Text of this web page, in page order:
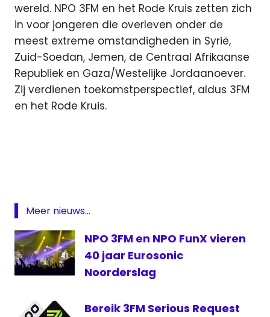
wereld. NPO 3FM en het Rode Kruis zetten zich
in voor jongeren die overleven onder de
meest extreme omstandigheden in Syrië,
Zuid-Soedan, Jemen, de Centraal Afrikaanse
Republiek en Gaza/Westelijke Jordaanoever.
Zij verdienen toekomstperspectief, aldus 3FM
en het Rode Kruis.
Huis
Haarlem
Heerlen
Request
Meer nieuws...
NPO 3FM en NPO FunX vieren
40 jaar Eurosonic
Noorderslag
Bereik 3FM Serious Request